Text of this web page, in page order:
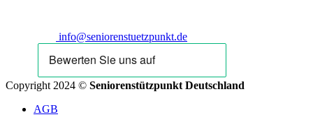
info@seniorenstuetzpunkt.de
Copyright 2024 © Seniorenstützpunkt Deutschland
AGB